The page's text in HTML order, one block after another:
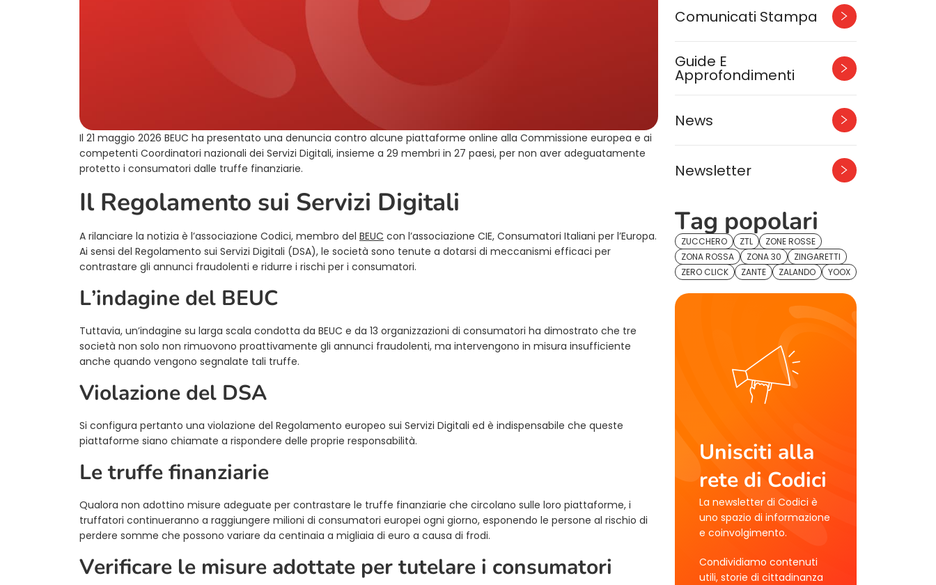
Il 21 maggio 2026 BEUC ha presentato una denuncia contro alcune piattaforme online alla Commissione europea e ai
competenti Coordinatori nazionali dei Servizi Digitali, insieme a 29 membri in 27 paesi, per non aver adeguatamente
protetto i consumatori dalle truffe finanziarie.
Il Regolamento sui Servizi Digitali
A rilanciare la notizia è l’associazione Codici, membro del BEUC con l’associazione CIE, Consumatori Italiani per l’Europa.
Ai sensi del Regolamento sui Servizi Digitali (DSA), le società sono tenute a dotarsi di meccanismi efficaci per
contrastare gli annunci fraudolenti e ridurre i rischi per i consumatori.
L’indagine del BEUC
Tuttavia, un’indagine su larga scala condotta da BEUC e da 13 organizzazioni di consumatori ha dimostrato che tre
società non solo non rimuovono proattivamente gli annunci fraudolenti, ma intervengono in misura insufficiente
anche quando vengono segnalate tali truffe.
Violazione del DSA
Si configura pertanto una violazione del Regolamento europeo sui Servizi Digitali ed è indispensabile che queste
piattaforme siano chiamate a rispondere delle proprie responsabilità.
Le truffe finanziarie
Qualora non adottino misure adeguate per contrastare le truffe finanziarie che circolano sulle loro piattaforme, i
truffatori continueranno a raggiungere milioni di consumatori europei ogni giorno, esponendo le persone al rischio di
perdere somme che possono variare da centinaia a migliaia di euro a causa di frodi.
Verificare le misure adottate per tutelare i consumatori
Comunicati Stampa
Guide E
Approfondimenti
News
Newsletter
Tag popolari
ZUCCHERO ZTL
ZONE ROSSE
ZONA ROSSA
ZONA 30
ZINGARETTI
ZERO CLICK
ZANTE ZALANDO YOOX
Unisciti alla
rete di Codici
La newsletter di Codici è
uno spazio di informazione
e coinvolgimento.
Condividiamo contenuti
utili, storie di cittadinanza